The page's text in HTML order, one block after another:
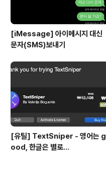
[iMessage] 아이메시지 대신
문자(SMS)보내기
[유틸] TextSniper - 영어는 g
ood, 한글은 별로...